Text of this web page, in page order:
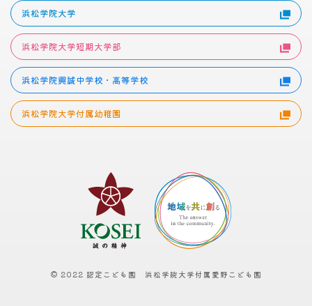
浜松学院大学
浜松学院大学短期大学部
浜松学院興誠中学校・高等学校
浜松学院大学付属幼稚園
© 2022 認定こども園 浜松学院大学付属愛野こども園